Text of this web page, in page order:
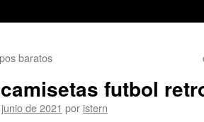
baratos
futbol
de 2021 por istern